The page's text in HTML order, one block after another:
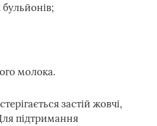
молока.
застій жовчі,
підтримання